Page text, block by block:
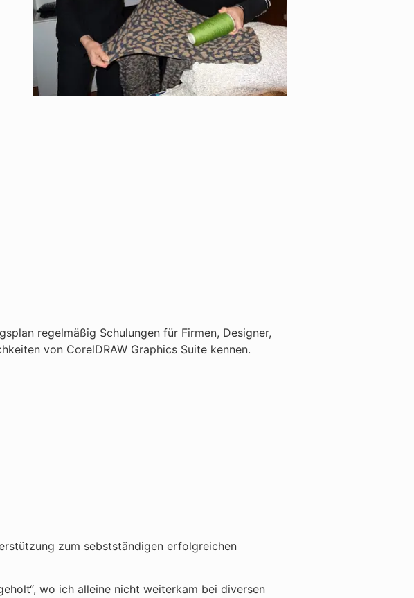
regelmäßig Schulungen für Firmen, Designer,
von CorelDRAW Graphics Suite kennen.
zum sebstständigen erfolgreichen
wo ich alleine nicht weiterkam bei diversen